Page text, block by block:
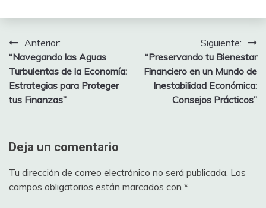
Navegación
de
entradas
Anterior:
“Navegando las Aguas
Turbulentas de la Economía:
Estrategias para Proteger
tus Finanzas”
Siguiente:
“Preservando tu Bienestar
Financiero en un Mundo de
Inestabilidad Económica:
Consejos Prácticos”
Deja un comentario
Tu dirección de correo electrónico no será publicada. Los
campos obligatorios están marcados con *